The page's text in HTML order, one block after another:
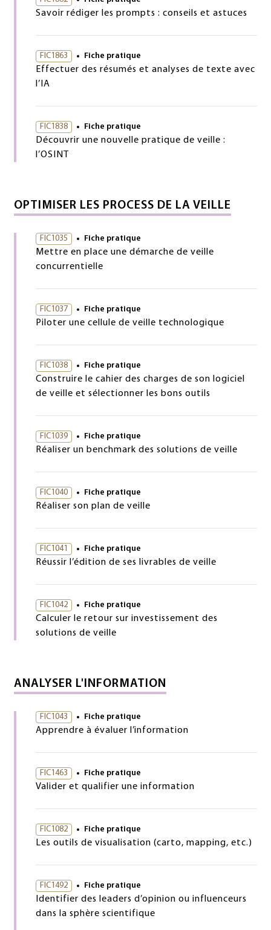
Savoir rédiger les prompts : conseils et astuces
FIC1863 Fiche pratique
Effectuer des résumés et analyses de texte avec
l’IA
FIC1838 Fiche pratique
Découvrir une nouvelle pratique de veille :
l’OSINT
OPTIMISER LES PROCESS DE LA VEILLE
FIC1035 Fiche pratique
Mettre en place une démarche de veille
concurrentielle
FIC1037 Fiche pratique
Piloter une cellule de veille technologique
FIC1038 Fiche pratique
Construire le cahier des charges de son logiciel
de veille et sélectionner les bons outils
FIC1039 Fiche pratique
Réaliser un benchmark des solutions de veille
FIC1040 Fiche pratique
Réaliser son plan de veille
FIC1041 Fiche pratique
Réussir l’édition de ses livrables de veille
FIC1042 Fiche pratique
Calculer le retour sur investissement des
solutions de veille
ANALYSER L'INFORMATION
FIC1043 Fiche pratique
Apprendre à évaluer l’information
FIC1463 Fiche pratique
Valider et qualifier une information
FIC1082 Fiche pratique
Les outils de visualisation (carto, mapping, etc.)
FIC1492 Fiche pratique
Identifier des leaders d’opinion ou influenceurs
dans la sphère scientifique